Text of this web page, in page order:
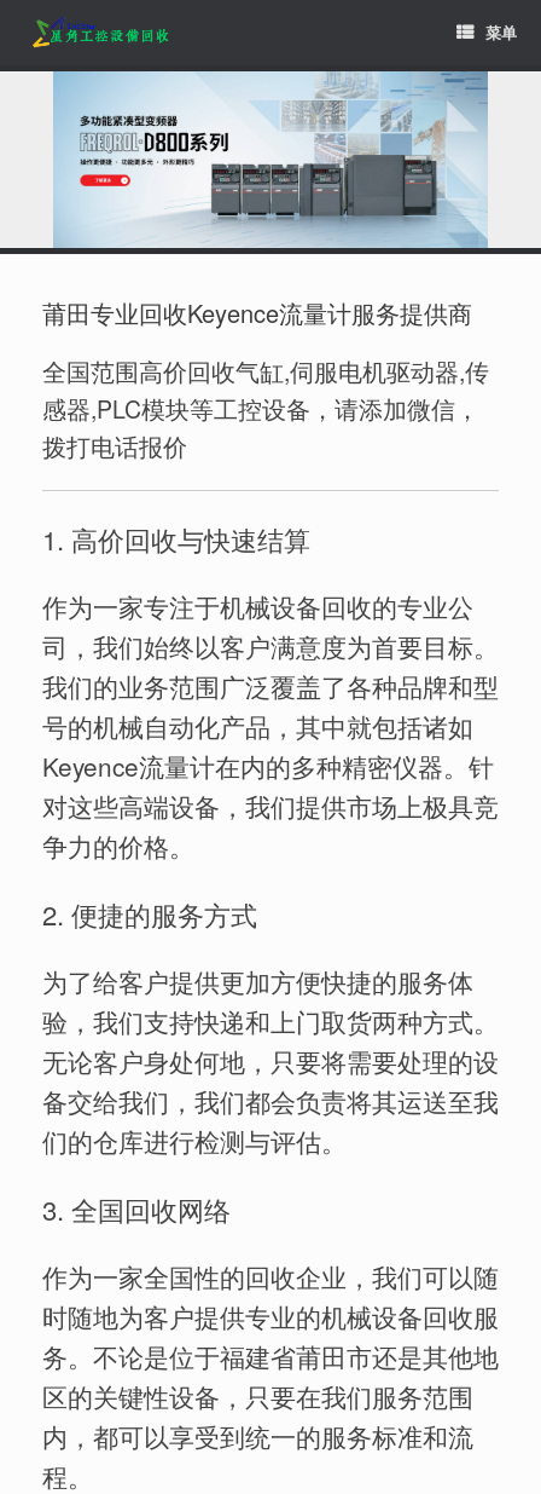
content
菜单
莆田专业回收Keyence流量计服务提供商
全国范围高价回收气缸,伺服电机驱动器,传
感器,PLC模块等工控设备，请添加微信，
拨打电话报价
1. 高价回收与快速结算
作为一家专注于机械设备回收的专业公
司，我们始终以客户满意度为首要目标。
我们的业务范围广泛覆盖了各种品牌和型
号的机械自动化产品，其中就包括诸如
Keyence流量计在内的多种精密仪器。针
对这些高端设备，我们提供市场上极具竞
争力的价格。
2. 便捷的服务方式
为了给客户提供更加方便快捷的服务体
验，我们支持快递和上门取货两种方式。
无论客户身处何地，只要将需要处理的设
备交给我们，我们都会负责将其运送至我
们的仓库进行检测与评估。
3. 全国回收网络
作为一家全国性的回收企业，我们可以随
时随地为客户提供专业的机械设备回收服
务。不论是位于福建省莆田市还是其他地
区的关键性设备，只要在我们服务范围
内，都可以享受到统一的服务标准和流
程。